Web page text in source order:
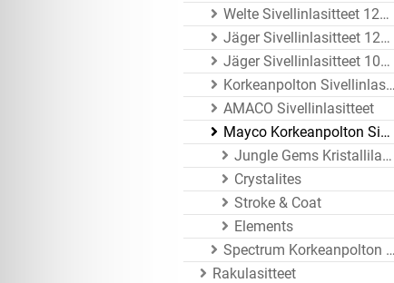
Welte Sivellinlasitteet 1200 - 1250°C
Jäger Sivellinlasitteet 1200 - 1260°C
Jäger Sivellinlasitteet 1020 - 1080°C
Korkeanpolton Sivellinlasitteet
AMACO Sivellinlasitteet
Mayco Korkeanpolton Sivellinlasitteet
Jungle Gems Kristallilasitteet
Crystalites
Stroke & Coat
Elements
Spectrum Korkeanpolton Sivellinlasitteet
Rakulasitteet